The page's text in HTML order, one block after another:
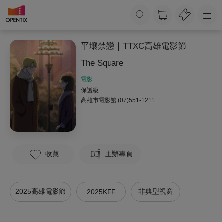
平壤禁戀｜TTXC高雄電影節
The Square
電影
保護級
高雄市電影館 (07)551-1211
收藏 主辦專頁
2025高雄電影節 2025KFF 非典型視窗